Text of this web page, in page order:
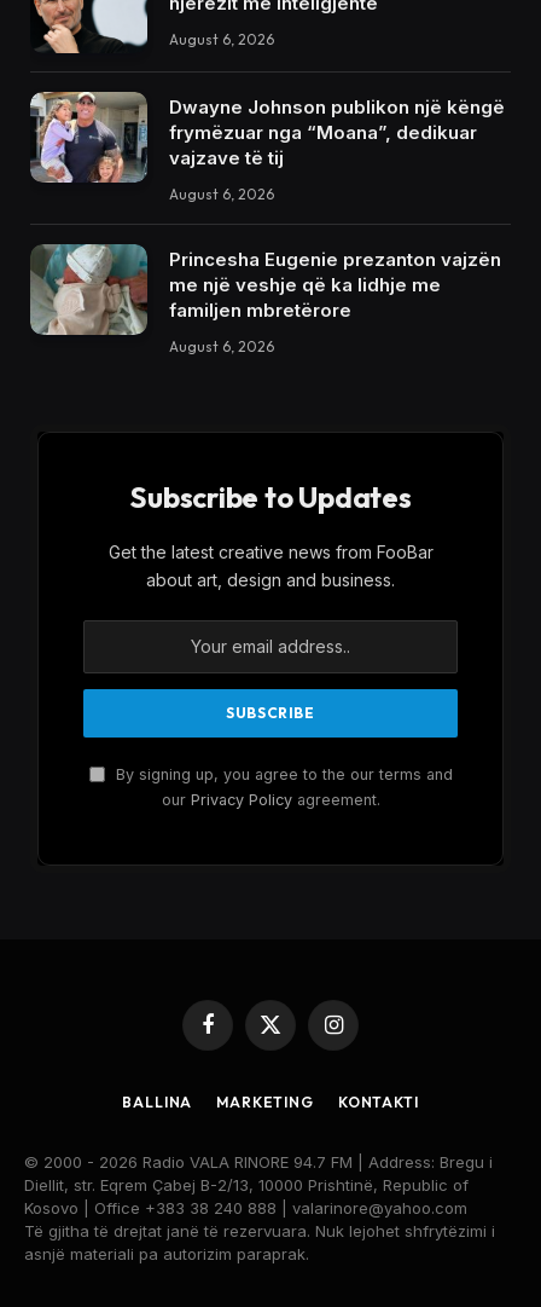
August 6, 2026
Dwayne Johnson publikon një këngë
frymëzuar nga “Moana”, dedikuar
vajzave të tij
August 6, 2026
Princesha Eugenie prezanton vajzën
me një veshje që ka lidhje me
familjen mbretërore
August 6, 2026
Subscribe to Updates
Get the latest creative news from FooBar
about art, design and business.
By signing up, you agree to the our terms and
our Privacy Policyagreement.
Facebook
X
(Twitter)
Instagram
BALLINA MARKETING KONTAKTI
© 2000 - 2026 Radio VALA RINORE 94.7 FM | Address: Bregu i
Diellit, str. Eqrem Çabej B-2/13, 10000 Prishtinë, Republic of
Kosovo | Office +383 38 240 888 | valarinore@yahoo.com
Të gjitha të drejtat janë të rezervuara. Nuk lejohet shfrytëzimi i
asnjë materiali pa autorizim paraprak.